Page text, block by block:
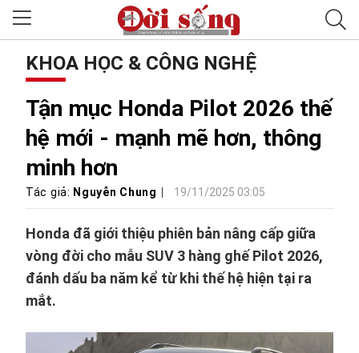
KHOA HỌC & CÔNG NGHỆ
Tận mục Honda Pilot 2026 thế
hệ mới - mạnh mẽ hơn, thông
minh hơn
Tác giả: Nguyễn Chung 19/11/2025 03:05
Honda đã giới thiệu phiên bản nâng cấp giữa
vòng đời cho mẫu SUV 3 hàng ghế Pilot 2026,
đánh dấu ba năm kể từ khi thế hệ hiện tại ra
mắt.